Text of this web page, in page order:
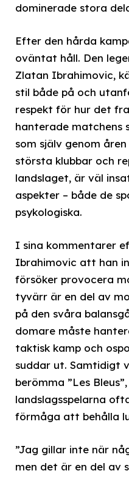
dominerade stora
Efter den hårda
oväntat håll. Den
Zlatan Ibrahimovic,
stil både på och
respekt för hur det
hanterade matchens
som själv genom
största klubbar och
landslaget, är väl
aspekter – både de
psykologiska.
I sina kommentarer
Ibrahimovic att han
försöker provocera
tyvärr är en del av
på den svåra
domare måste
taktisk kamp och
suddar ut. Samtidigt
berömma ”Les
landslagsspelarna
förmåga att behålla
”Jag gillar inte när
men det är en del av